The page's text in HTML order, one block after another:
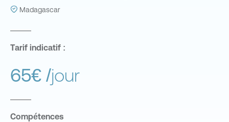
Madagascar
Tarif indicatif :
65€ /jour
Compétences